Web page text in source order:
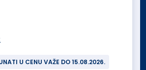
U CENU VAŽE DO 15.08.2026.